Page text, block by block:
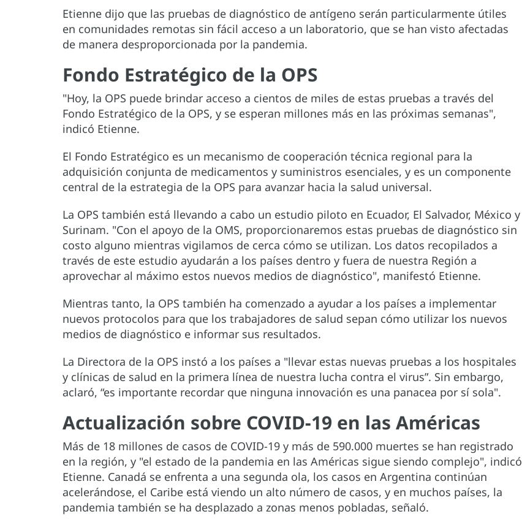
Etienne dijo que las pruebas de diagnóstico de antígeno serán particularmente útiles
en comunidades remotas sin fácil acceso a un laboratorio, que se han visto afectadas
de manera desproporcionada por la pandemia.
Fondo Estratégico de la OPS
"Hoy, la OPS puede brindar acceso a cientos de miles de estas pruebas a través del
Fondo Estratégico de la OPS, y se esperan millones más en las próximas semanas",
indicó Etienne.
El Fondo Estratégico es un mecanismo de cooperación técnica regional para la
adquisición conjunta de medicamentos y suministros esenciales, y es un componente
central de la estrategia de la OPS para avanzar hacia la salud universal.
La OPS también está llevando a cabo un estudio piloto en Ecuador, El Salvador, México y
Surinam. "Con el apoyo de la OMS, proporcionaremos estas pruebas de diagnóstico sin
costo alguno mientras vigilamos de cerca cómo se utilizan. Los datos recopilados a
través de este estudio ayudarán a los países dentro y fuera de nuestra Región a
aprovechar al máximo estos nuevos medios de diagnóstico", manifestó Etienne.
Mientras tanto, la OPS también ha comenzado a ayudar a los países a implementar
nuevos protocolos para que los trabajadores de salud sepan cómo utilizar los nuevos
medios de diagnóstico e informar sus resultados.
La Directora de la OPS instó a los países a "llevar estas nuevas pruebas a los hospitales
y clínicas de salud en la primera línea de nuestra lucha contra el virus”. Sin embargo,
aclaró, “es importante recordar que ninguna innovación es una panacea por sí sola".
Actualización sobre COVID-19 en las Américas
Más de 18 millones de casos de COVID-19 y más de 590.000 muertes se han registrado
en la región, y "el estado de la pandemia en las Américas sigue siendo complejo", indicó
Etienne. Canadá se enfrenta a una segunda ola, los casos en Argentina continúan
acelerándose, el Caribe está viendo un alto número de casos, y en muchos países, la
pandemia también se ha desplazado a zonas menos pobladas, señaló.